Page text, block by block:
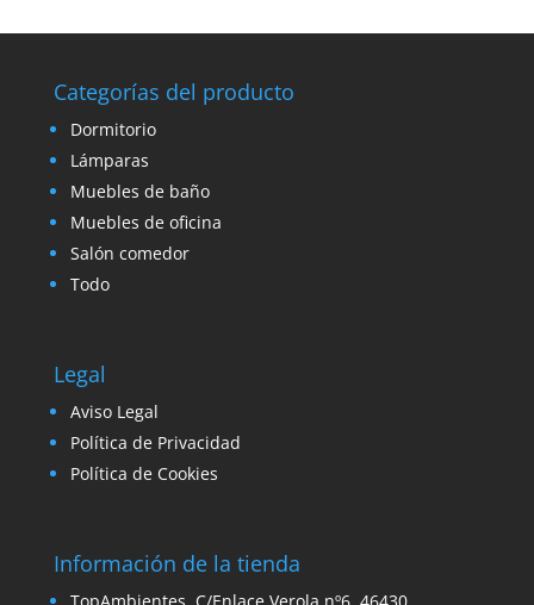
Categorías del producto
Dormitorio
Lámparas
Muebles de baño
Muebles de oficina
Salón comedor
Todo
Legal
Aviso Legal
Política de Privacidad
Política de Cookies
Información de la tienda
TopAmbientes, C/Enlace Verola nº6, 46430